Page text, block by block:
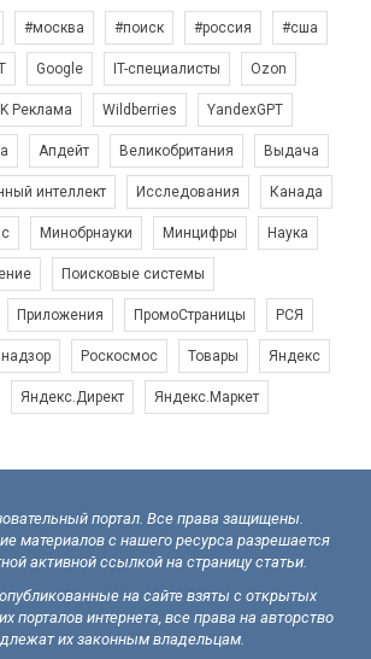
#москва #поиск #россия #сша
Google IT-специалисты Ozon
Реклама Wildberries YandexGPT
Апдейт Великобритания Выдача
интеллект Исследования Канада
Минобрнауки Минцифры Наука
Поисковые системы
Приложения ПромоСтраницы РСЯ
Роскосмос Товары Яндекс
Яндекс.Директ Яндекс.Маркет
портал. Все права защищены.
материалов с нашего ресурса разрешается
активной ссылкой на страницу статьи.
на сайте взяты с открытых
порталов интернета, все права на авторство
их законным владельцам.